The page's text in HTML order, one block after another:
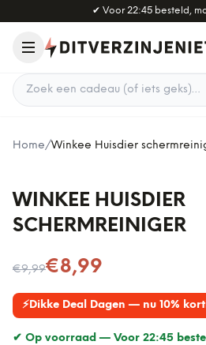
Naar hoofdinhoud
✔ Voor 22:45 besteld,
Zoek een cadeau
Home/Winkee Huisdier
WINKEE HUISDIER
SCHERMREINIGER
€9,99
Nu voor
€8,99
⚡Dikke Deal Dagen — nu 10%
✔ Op voorraad — Voor 22:45